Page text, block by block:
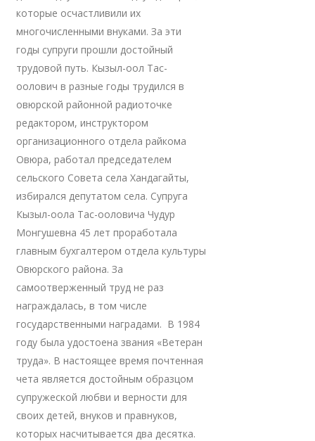
которые осчастливили их
многочисленными внуками. За эти
годы супруги прошли достойный
трудовой путь. Кызыл-оол Тас-
оолович в разные годы трудился в
овюрской районной радиоточке
редактором, инструктором
организационного отдела райкома
Овюра, работал председателем
сельского Совета села Хандагайты,
избирался депутатом села. Супруга
Кызыл-оола Тас-ооловича Чудур
Монгушевна 45 лет проработала
главным бухгалтером отдела культуры
Овюрского района. За
самоотверженный труд не раз
награждалась, в том числе
государственными наградами. В 1984
году была удостоена звания «Ветеран
труда». В настоящее время почтенная
чета является достойным образцом
супружеской любви и верности для
своих детей, внуков и правнуков,
которых насчитывается два десятка.